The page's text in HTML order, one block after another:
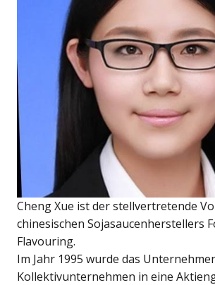
Cheng Xue ist der stellvertretende
chinesischen Sojasaucenherstellers
Flavouring.
Im Jahr 1995 wurde das
Kollektivunternehmen in eine